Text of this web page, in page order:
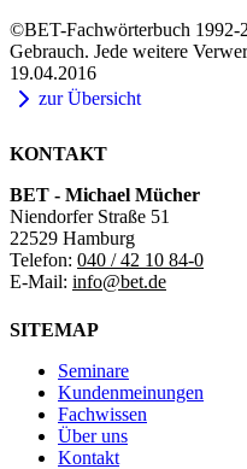
©BET-Fachwörterbuch 1992-
Gebrauch. Jede weitere
19.04.2016
zur Übersicht
KONTAKT
BET - Michael Mücher
Niendorfer Straße 51
22529 Hamburg
Telefon: 040 / 42 10 84-0
E-Mail: info@bet.de
SITEMAP
Seminare
Kundenmeinungen
Fachwissen
Über uns
Kontakt